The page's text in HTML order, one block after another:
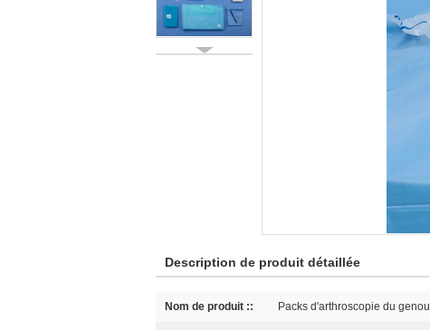
Description de produit détaillée
Nom de produit :: Packs d'arthroscopie du genou